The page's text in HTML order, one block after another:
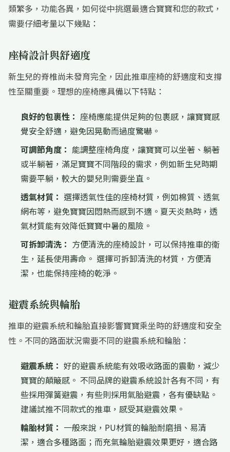
類繁多，功能各異，如何從中挑選最適合寶寶和您的款式，
需要仔細考量以下幾點：
座椅設計與舒適度
新生兒的脊椎尚未發育完全，因此推車座椅的舒適度和支撐
性至關重要。理想的座椅應具備以下特點：
良好的包裹性： 座椅應能提供足夠的包裹感，讓寶寶感
覺安全舒適，避免因晃動而過度驚嚇。
可調節角度： 能調整座椅角度，讓寶寶可以坐著、躺著
或半躺著，滿足寶寶不同階段的需求，例如新生兒時期
需要平躺，較大的嬰兒則需要坐直。
透氣材質： 選擇透氣性佳的座椅材質，例如棉質、透氣
網布等，避免寶寶因悶熱而感到不適。夏天炎熱時，透
氣材質能有效降低寶寶中暑的風險。
可拆卸清洗： 方便清洗的座椅設計，可以保持推車的衛
生，延長使用壽命。 選擇可拆卸清洗的材質，方便清
潔，也能保持座椅的乾淨。
避震系統與輪胎
推車的避震系統和輪胎直接影響寶寶乘坐時的舒適度和安全
性。不同的路面狀況需要不同的避震系統和輪胎：
避震系統： 好的避震系統能有效吸收路面的震動，減少
寶寶的顛簸感。 不同品牌的避震系統設計各有不同，有
些採用彈簧避震，有些則採用氣胎避震，各有優缺點。
建議試推不同款式的推車，感受其避震效果。
輪胎材質： 一般來說，PU材質的輪胎耐磨損、易清
潔，適合多種路面；而充氣輪胎避震效果更好，適合路